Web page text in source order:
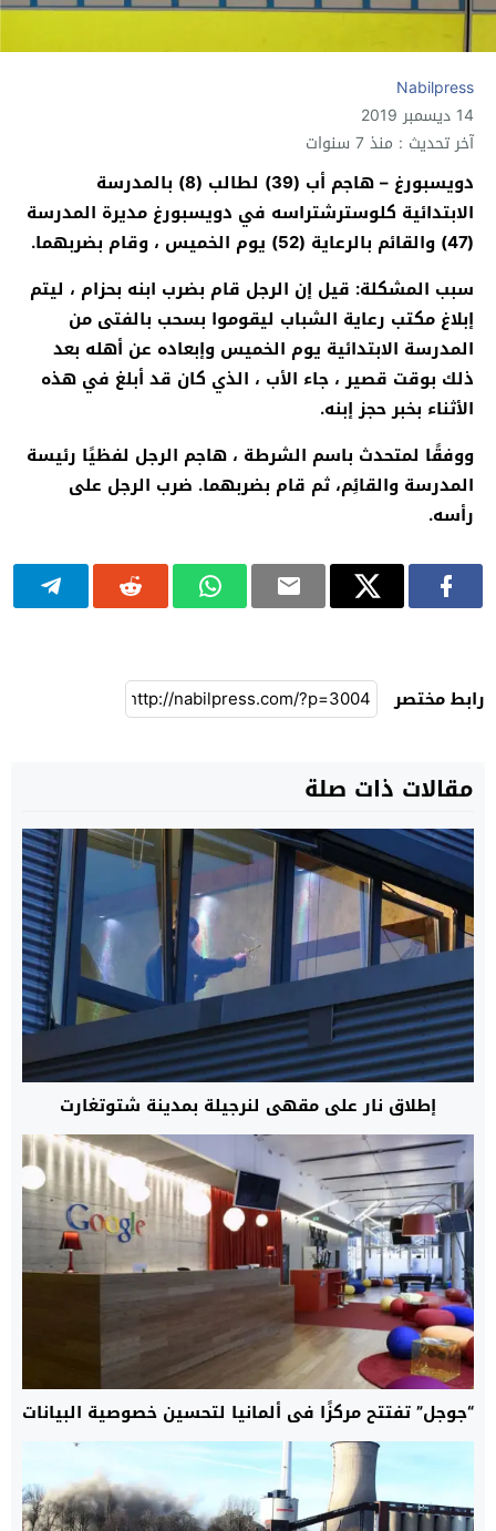
Nabilpress
14 ديسمبر 2019
آخر تحديث : منذ 7 سنوات
دويسبورغ – هاجم أب (39) لطالب (8) بالمدرسة
الابتدائية كلوسترشتراسه في دويسبورغ مديرة المدرسة
(47) والقائم بالرعاية (52) يوم الخميس ، وقام بضربهما.
سبب المشكلة: قيل إن الرجل قام بضرب ابنه بحزام ، ليتم
إبلاغ مكتب رعاية الشباب ليقوموا بسحب بالفتى من
المدرسة الابتدائية يوم الخميس وإبعاده عن أهله بعد
ذلك بوقت قصير ، جاء الأب ، الذي كان قد أبلغ في هذه
الأثناء بخبر حجز إبنه.
ووفقًا لمتحدث باسم الشرطة ، هاجم الرجل لفظيًا رئيسة
المدرسة والقائِم، ثم قام بضربهما. ضرب الرجل على
رأسه.
رابط مختصر
مقالات ذات صلة
إطلاق نار على مقهى لنرجيلة بمدينة شتوتغارت
“جوجل” تفتتح مركزًا في ألمانيا لتحسين خصوصية البيانات